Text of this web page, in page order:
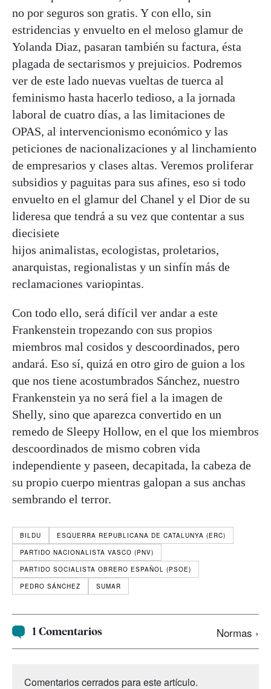
no por seguros son gratis. Y con ello, sin
estridencias y envuelto en el meloso glamur de
Yolanda Diaz, pasaran también su factura, ésta
plagada de sectarismos y prejuicios. Podremos
ver de este lado nuevas vueltas de tuerca al
feminismo hasta hacerlo tedioso, a la jornada
laboral de cuatro días, a las limitaciones de
OPAS, al intervencionismo económico y las
peticiones de nacionalizaciones y al linchamiento
de empresarios y clases altas. Veremos proliferar
subsidios y paguitas para sus afines, eso si todo
envuelto en el glamur del Chanel y el Dior de su
lideresa que tendrá a su vez que contentar a sus
diecisiete
hijos animalistas, ecologistas, proletarios,
anarquistas, regionalistas y un sinfín más de
reclamaciones variopintas.
Con todo ello, será difícil ver andar a este
Frankenstein tropezando con sus propios
miembros mal cosidos y descoordinados, pero
andará. Eso sí, quizá en otro giro de guion a los
que nos tiene acostumbrados Sánchez, nuestro
Frankenstein ya no será fiel a la imagen de
Shelly, sino que aparezca convertido en un
remedo de Sleepy Hollow, en el que los miembros
descoordinados de mismo cobren vida
independiente y paseen, decapitada, la cabeza de
su propio cuerpo mientras galopan a sus anchas
sembrando el terror.
BILDU
ESQUERRA REPUBLICANA DE CATALUNYA (ERC)
PARTIDO NACIONALISTA VASCO (PNV)
PARTIDO SOCIALISTA OBRERO ESPAÑOL (PSOE)
PEDRO SÁNCHEZ
SUMAR
1 Comentarios Normas ›
Comentarios cerrados para este artículo.